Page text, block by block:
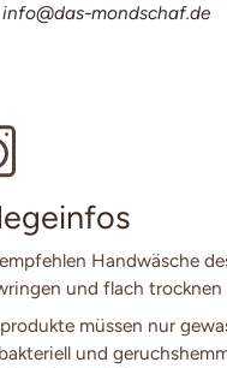
info@das-mondschaf.de
Handwäsche
und flach trocknen
müssen nur
und